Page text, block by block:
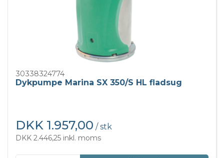
30338324774
Dykpumpe Marina SX 350/S HL fladsug
DKK 1.957,00 / stk
DKK 2.446,25 inkl. moms